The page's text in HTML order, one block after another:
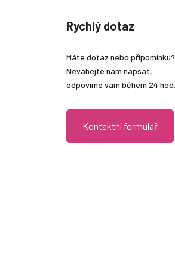
Rychlý dotaz
Máte dotaz nebo připomínku?
Neváhejte nám napsat,
odpovíme vám během 24 hod.
Kontaktní formulář